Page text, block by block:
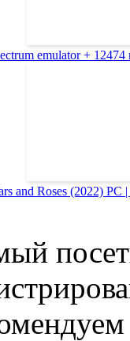
emulator +
and Roses (2022) PC